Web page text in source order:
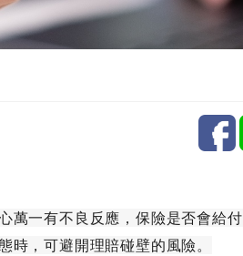
萬一有不良反應，保險是否會給
，可避開理賠碰壁的風險。